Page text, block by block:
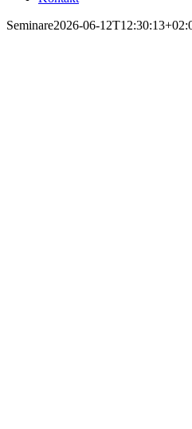
Seminare2026-06-